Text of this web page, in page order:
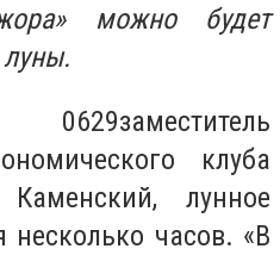
можно будет
клуба
лунное
несколько часов. «В